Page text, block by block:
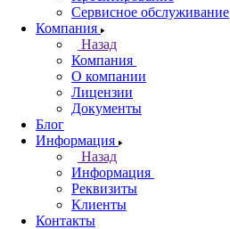
Сервисное обслуживание
Компания
Назад
Компания
О компании
Лицензии
Документы
Блог
Информация
Назад
Информация
Реквизиты
Клиенты
Контакты